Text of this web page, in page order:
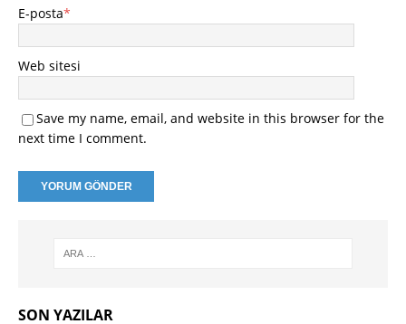
E-posta*
Web sitesi
Save my name, email, and website in this browser for the
next time I comment.
SON YAZILAR